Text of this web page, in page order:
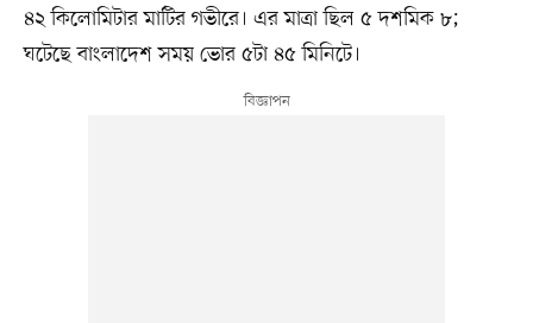
৪২ কিলোমিটার মাটির গভীরে। এর মাত্রা ছিল ৫ দশমিক ৮;
ঘটেছে বাংলাদেশ সময় ভোর ৫টা ৪৫ মিনিটে।